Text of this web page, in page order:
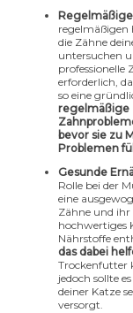
regelmäßigen
die Zähne
untersuchen
professionelle
erforderlich,
so eine
regelmäßige
bevor sie zu
Problemen
Gesunde
Rolle bei der
eine
Zähne und ihr
hochwertiges
Nährstoffe
das dabei
Trockenfutter
jedoch sollte
deiner Katze
versorgt.